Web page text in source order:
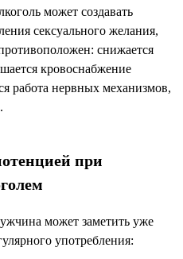
может создавать
сексуального желания,
снижается
кровоснабжение
работа нервных механизмов,
.
при
может заметить уже
употребления: